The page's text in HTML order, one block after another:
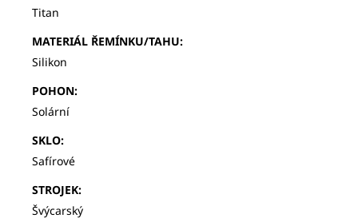
Titan
MATERIÁL ŘEMÍNKU/TAHU:
Silikon
POHON:
Solární
SKLO:
Safírové
STROJEK:
Švýcarský